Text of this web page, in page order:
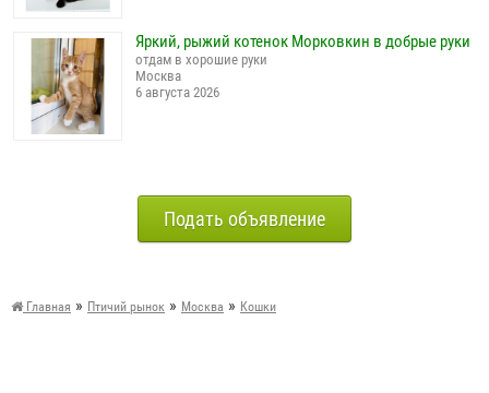
Яркий, рыжий котенок Морковкин в добрые руки
отдам в хорошие руки
Москва
6 августа 2026
Подать объявление
Главная » Птичий рынок » Москва » Кошки